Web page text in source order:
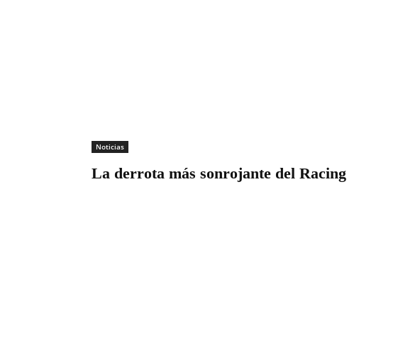
Noticias
La derrota más sonrojante del Racing